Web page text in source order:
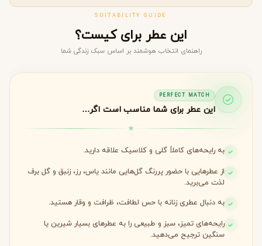
SUITABILITY GUIDE
این عطر برای کیست؟
راهنمای انتخاب هوشمند بر اساس سبک زندگی شما
PERFECT MATCH
این عطر برای شما مناسب است اگر…
به رایحه‌های کاملاً گلی و کلاسیک علاقه دارید.
از عطرهایی با حضور پررنگ گل‌هایی مانند یاس، رز، زنبق و گل برف
لذت می‌برید.
به دنبال عطری زنانه با حس لطافت، ظرافت و وقار هستید.
رایحه‌های تمیز، سبز و طبیعی را به عطرهای بسیار شیرین یا
سنگین ترجیح می‌دهید.